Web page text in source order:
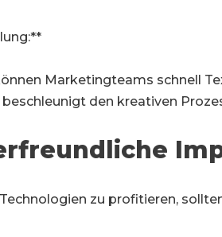
Marketingteams schnell
beschleunigt den kreativen
zu profitieren,